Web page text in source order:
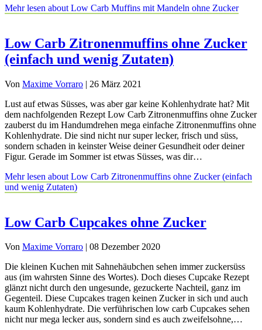
Mehr lesen about Low Carb Muffins mit Mandeln ohne Zucker
Low Carb Zitronenmuffins ohne Zucker
(einfach und wenig Zutaten)
Von Maxime Vorraro | 26 März 2021
Lust auf etwas Süsses, was aber gar keine Kohlenhydrate hat? Mit
dem nachfolgenden Rezept Low Carb Zitronenmuffins ohne Zucker
zauberst du im Handumdrehen mega einfache Zitronenmuffins ohne
Kohlenhydrate. Die sind nicht nur super lecker, frisch und süss,
sondern schaden in keinster Weise deiner Gesundheit oder deiner
Figur. Gerade im Sommer ist etwas Süsses, was dir…
Mehr lesen about Low Carb Zitronenmuffins ohne Zucker (einfach
und wenig Zutaten)
Low Carb Cupcakes ohne Zucker
Von Maxime Vorraro | 08 Dezember 2020
Die kleinen Kuchen mit Sahnehäubchen sehen immer zuckersüss
aus (im wahrsten Sinne des Wortes). Doch dieses Cupcake Rezept
glänzt nicht durch den ungesunde, gezuckerte Nachteil, ganz im
Gegenteil. Diese Cupcakes tragen keinen Zucker in sich und auch
kaum Kohlenhydrate. Die verführischen low carb Cupcakes sehen
nicht nur mega lecker aus, sondern sind es auch zweifelsohne,…